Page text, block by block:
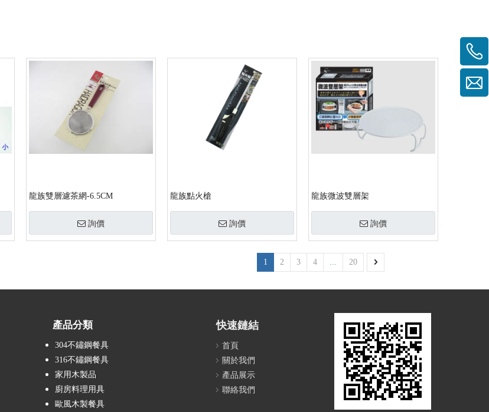
龍族雙層濾茶網-6.5CM
詢價
龍族點火槍
詢價
龍族微波雙層架
詢價
1 2 3 4 ... 20
產品分類
304不鏽鋼餐具
316不鏽鋼餐具
家用木製品
廚房料理用具
歐風木製餐具
快速鏈結
首頁
關於我們
產品展示
聯絡我們